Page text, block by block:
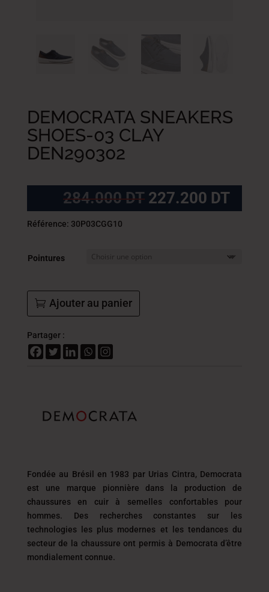
DEMOCRATA SNEAKERS
SHOES-03 CLAY
DEN290302
284.000DT Le
prix
284.000
227.200 DTLe
prix
Référence: 30P03CGG10
Pointures
Ajouter au panier
Partager :
Fondée au Brésil en 1983 par Urias Cintra, Democrata
est une marque pionnière dans la production de
chaussures en cuir à semelles confortables pour
hommes. Des recherches constantes sur les
technologies les plus modernes et les tendances du
secteur de la chaussure ont permis à Democrata d’être
mondialement connue.